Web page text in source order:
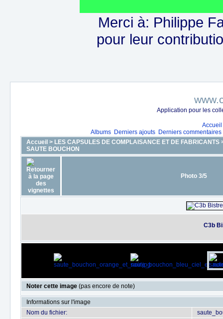
Merci à: Philippe
pour leur
Application pour les
Accueil
Albums Derniers ajouts Derniers commentaires
Accueil > LES CAPSULES DE COMPLAISANCE ET DE FABRICANTS
SAUTE BOUCHON
Photo 3/5
C3b
Noter cette image (pas encore de note)
Informations sur l'image
Nom du fichier: